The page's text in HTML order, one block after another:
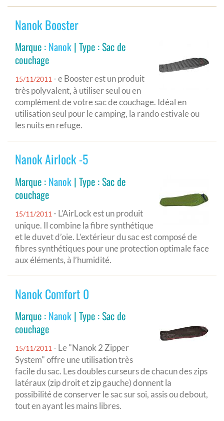
Nanok Booster
Marque : Nanok | Type : Sac de
couchage
15/11/2011 - e Booster est un produit
très polyvalent, à utiliser seul ou en
complément de votre sac de couchage. Idéal en
utilisation seul pour le camping, la rando estivale ou
les nuits en refuge.
Nanok Airlock -5
Marque : Nanok | Type : Sac de
couchage
15/11/2011 - L’AirLock est un produit
unique. Il combine la fibre synthétique
et le duvet d’oie. L’extérieur du sac est composé de
fibres synthétiques pour une protection optimale face
aux éléments, à l’humidité.
Nanok Comfort 0
Marque : Nanok | Type : Sac de
couchage
15/11/2011 - Le "Nanok 2 Zipper
System" offre une utilisation très
facile du sac. Les doubles curseurs de chacun des zips
latéraux (zip droit et zip gauche) donnent la
possibilité de conserver le sac sur soi, assis ou debout,
tout en ayant les mains libres.